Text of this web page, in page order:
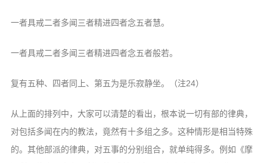
一者具戒二者多闻三者精进四者念五者慧。
一者具戒二者多闻三者精进四者念五者般若。
复有五种、四者同上、第五为是乐寂静坐。（注24）
从上面的排列中，大家可以清楚的看出，根本说一切有部的律典，
对包括多闻在内的教法，竟然有十多组之多。这种情形是相当特殊
的。其他部派的律典，对五事的分别组合，就单纯得多。例如《摩